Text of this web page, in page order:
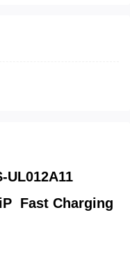
UL012A11
Fast Charging